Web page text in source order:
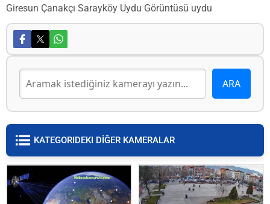
Giresun Çanakçı Sarayköy Uydu Görüntüsü uydu
KATEGORIDEKI DİĞER KAMERALAR